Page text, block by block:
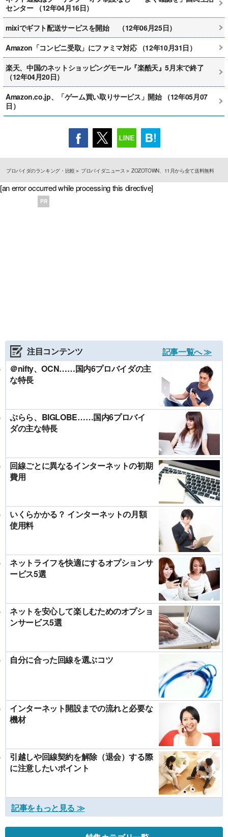
センター （12年04月16日）
mixiでギフト配送サービスを開始 （12年06月25日）
Amazon「コンビニ受取」にファミマ対応 （12年10月31日）
楽天、中国のネットショッピングモール『楽酷天』5月末で終了
（12年04月20日）
Amazon.co.jp、「ゲーム買い取りサービス」開始 （12年05月07
日）
プロバイダのランキング・比較 プロバイダニュース ZOZOTOWN、11月から全て送料無料
[an error occurred while processing this directive]
PR
注目コンテンツ
記事一覧へ ≫
＠nifty、OCN……国内6プロバイダの主
な特長
ぷらら、BIGLOBE……国内6プロバイ
ダの主な特長
回線ごとに異なるインターネットの初期
費用
いくらかかる？ インターネットの月額
使用料
ネットライフを快適にするオプションサ
ービス5選
ネットを安心して楽しむためのオプショ
ンサービス5選
自分に合った回線を選ぶコツ
インターネット開設までの流れと必要な
機材
引越しや回線契約を解除（退会）する際
に注意したいポイント
記事をもっと見る ≫